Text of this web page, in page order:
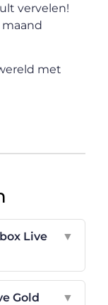
vervelen!
Live
▼
Gold
▼